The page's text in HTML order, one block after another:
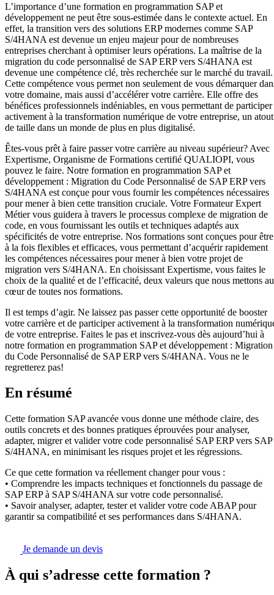
L’importance d’une formation en programmation SAP et
développement ne peut être sous-estimée dans le contexte actuel. En
effet, la transition vers des solutions ERP modernes comme SAP
S/4HANA est devenue un enjeu majeur pour de nombreuses
entreprises cherchant à optimiser leurs opérations. La maîtrise de la
migration du code personnalisé de SAP ERP vers S/4HANA est
devenue une compétence clé, très recherchée sur le marché du travail.
Cette compétence vous permet non seulement de vous démarquer
votre domaine, mais aussi d’accélérer votre carrière. Elle offre des
bénéfices professionnels indéniables, en vous permettant de participer
activement à la transformation numérique de votre entreprise, un atout
de taille dans un monde de plus en plus digitalisé.
Êtes-vous prêt à faire passer votre carrière au niveau supérieur? Avec
Expertisme, Organisme de Formations certifié QUALIOPI, vous
pouvez le faire. Notre formation en programmation SAP et
développement : Migration du Code Personnalisé de SAP ERP vers
S/4HANA est conçue pour vous fournir les compétences nécessaires
pour mener à bien cette transition cruciale. Votre Formateur Expert
Métier vous guidera à travers le processus complexe de migration de
code, en vous fournissant les outils et techniques adaptés aux
spécificités de votre entreprise. Nos formations sont conçues pour être
à la fois flexibles et efficaces, vous permettant d’acquérir rapidement
les compétences nécessaires pour mener à bien votre projet de
migration vers S/4HANA. En choisissant Expertisme, vous faites le
choix de la qualité et de l’efficacité, deux valeurs que nous mettons au
cœur de toutes nos formations.
Il est temps d’agir. Ne laissez pas passer cette opportunité de booster
votre carrière et de participer activement à la transformation
de votre entreprise. Faites le pas et inscrivez-vous dès aujourd’hui à
notre formation en programmation SAP et développement : Migration
du Code Personnalisé de SAP ERP vers S/4HANA. Vous ne le
regretterez pas!
En résumé
Cette formation SAP avancée vous donne une méthode claire, des
outils concrets et des bonnes pratiques éprouvées pour analyser,
adapter, migrer et valider votre code personnalisé SAP ERP vers SAP
S/4HANA, en minimisant les risques projet et les régressions.
Ce que cette formation va réellement changer pour vous :
• Comprendre les impacts techniques et fonctionnels du passage de
SAP ERP à SAP S/4HANA sur votre code personnalisé.
• Savoir analyser, adapter, tester et valider votre code ABAP pour
garantir sa compatibilité et ses performances dans S/4HANA.
Je demande un devis
À qui s’adresse cette formation ?